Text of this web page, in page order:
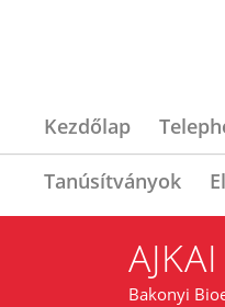
Kezdőlap
Tanúsítványok
Bakonyi